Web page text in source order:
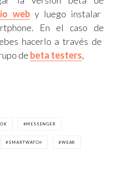
weby luego instalar
En el caso de
hacerlo a través de
de beta testers,
MESSENGER
SMARTWATCH WEAR